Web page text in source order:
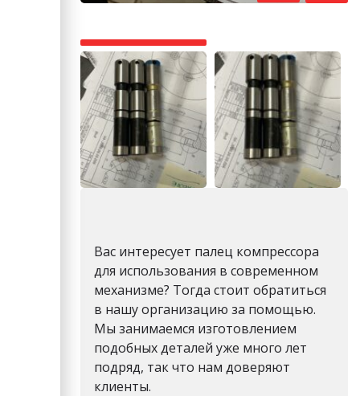
Вас интересует палец компрессора
для использования в современном
механизме? Тогда стоит обратиться
в нашу организацию за помощью.
Мы занимаемся изготовлением
подобных деталей уже много лет
подряд, так что нам доверяют
клиенты.